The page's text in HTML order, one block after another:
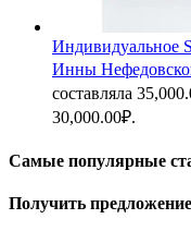
Индивидуальное
Инны
составляла
30,000.00₽.
Самые популярные
Получить предложение